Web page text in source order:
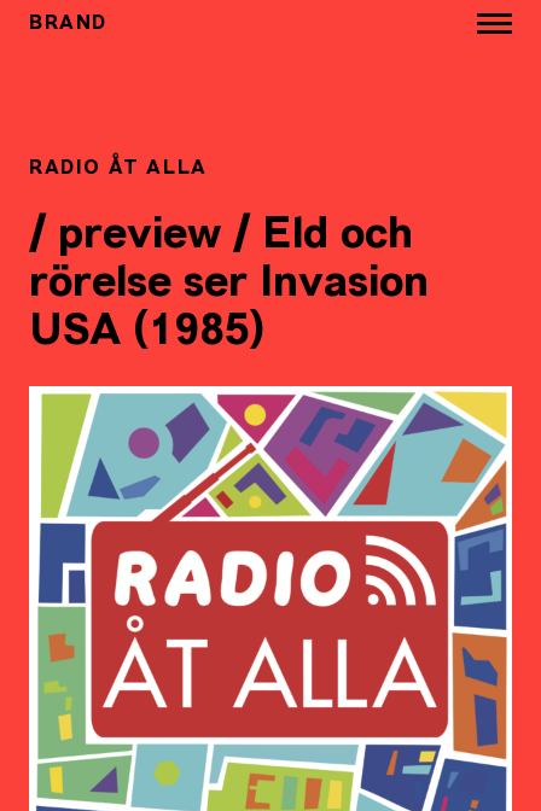
BRAND
RADIO ÅT ALLA
/ preview / Eld och
rörelse ser Invasion
USA (1985)